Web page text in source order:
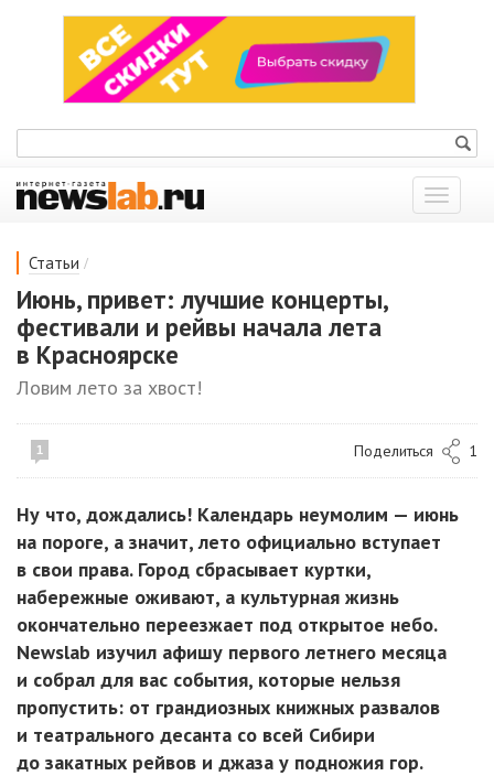
Показать
меню
Статьи /
Июнь, привет: лучшие концерты,
фестивали и рейвы начала лета
в Красноярске
Ловим лето за хвост!
1 Поделиться 1
Ну что, дождались! Календарь неумолим — июнь
на пороге, а значит, лето официально вступает
в свои права. Город сбрасывает куртки,
набережные оживают, а культурная жизнь
окончательно переезжает под открытое небо.
Newslab изучил афишу первого летнего месяца
и собрал для вас события, которые нельзя
пропустить: от грандиозных книжных развалов
и театрального десанта со всей Сибири
до закатных рейвов и джаза у подножия гор.